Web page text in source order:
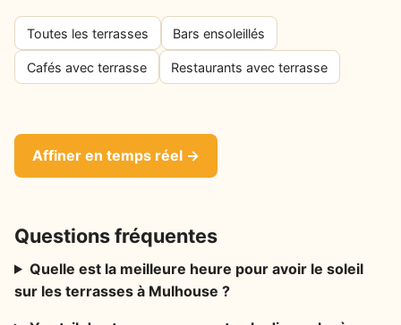
Toutes les terrasses Bars ensoleillés
Cafés avec terrasse Restaurants avec terrasse
Affiner en temps réel →
Questions fréquentes
Quelle est la meilleure heure pour avoir le soleil
sur les terrasses à Mulhouse ?